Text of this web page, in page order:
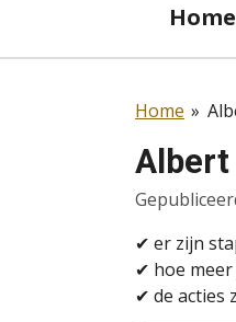
Home
Home »
Albert
✔ er zijn
✔ hoe
✔ de acties